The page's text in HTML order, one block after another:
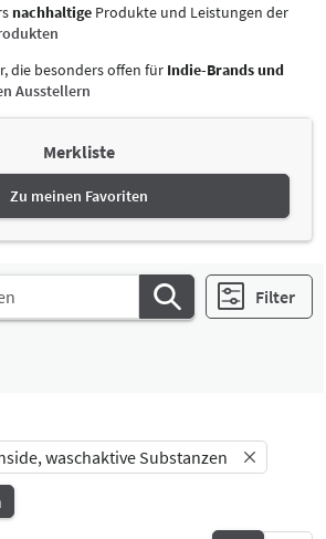
nachhaltige Produkte und Leistungen der
die besonders offen für Indie-Brands und
Ausstellern
Merkliste
Zu meinen Favoriten
Filter
waschaktive Substanzen